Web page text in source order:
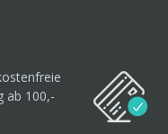
ab 100,-